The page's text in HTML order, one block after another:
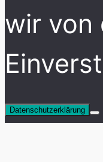
wir von
Datenschutzerklärung